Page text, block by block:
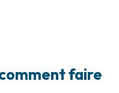
faire